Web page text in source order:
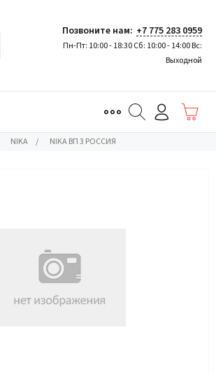
Позвоните нам: +7 775 283 0959
Пн-Пт: 10:00 - 18:30 Сб: 10:00 - 14:00 Вс:
Выходной
NIKA / NIKA ВП 3 РОССИЯ